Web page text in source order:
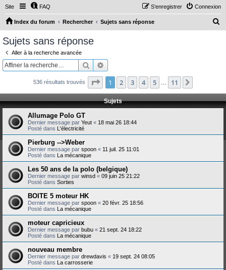
Site FAQ Connexion
S’enregistrer
Index du forum Rechercher Sujets sans réponse
c
h
Sujets sans réponse
Aller à la recherche avancée
Rechercher
536 résultats trouvés Page 1sur11
1 2 3 4 5 11
Sujets
Allumage Polo GT
Dernier message par Yeut « 18 mai 26 18:44
Posté dans L'électricité
Pierburg -->Weber
Dernier message par spoon « 11 juil. 25 11:01
Posté dans La mécanique
Les 50 ans de la polo (belgique)
Dernier message par winsd « 09 juin 25 21:22
Posté dans Sorties
BOITE 5 moteur HK
Dernier message par spoon « 20 févr. 25 18:56
Posté dans La mécanique
moteur capricieux
Dernier message par bubu « 21 sept. 24 18:22
Posté dans La mécanique
nouveau membre
Dernier message par drewdavis « 19 sept. 24 08:05
Posté dans La carrosserie